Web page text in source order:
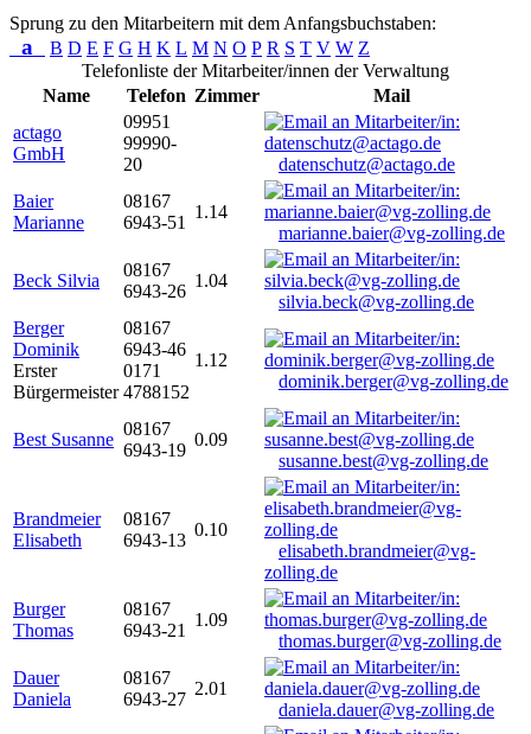
Sprung zu den Mitarbeitern mit dem Anfangsbuchstaben:
a B D E F G H K L M N O P R S T V W Z
Telefonliste der Mitarbeiter/innen der Verwaltung
Name
Telefon Zimmer
Mail
actago
GmbH
09951
99990-
20
datenschutz@actago.de
Baier
Marianne
08167
6943-51
1.14
marianne.baier@vg-zolling.de
Beck Silvia
08167
6943-26
1.04
silvia.beck@vg-zolling.de
Berger
Dominik
Erster
Bürgermeister
08167
6943-46
0171
4788152
1.12
dominik.berger@vg-zolling.de
Best Susanne
08167
6943-19
0.09
susanne.best@vg-zolling.de
Brandmeier
Elisabeth
08167
6943-13
0.10
elisabeth.brandmeier@vg-
zolling.de
Burger
Thomas
08167
6943-21
1.09
thomas.burger@vg-zolling.de
Dauer
Daniela
08167
6943-27
2.01
daniela.dauer@vg-zolling.de